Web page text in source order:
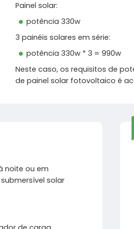
Painel solar:
potência 330w
3 painéis solares em série:
potência 330w * 3 = 990w
Neste caso, os requisitos de
de painel solar fotovoltaico é
noite ou em
solar